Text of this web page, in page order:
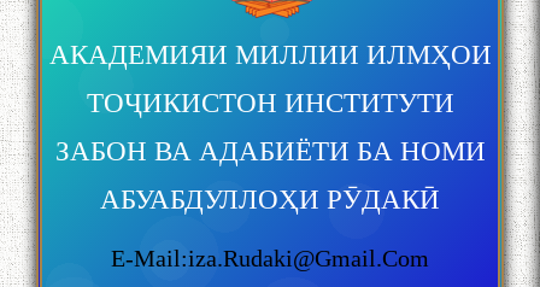
АКАДЕМИЯИ МИЛЛИИ ИЛМҲОИ
ТОҶИКИСТОН ИНСТИТУТИ
ЗАБОН ВА АДАБИЁТИ БА НОМИ
АБУАБДУЛЛОҲИ РӮДАКӢ
E-Mail:iza.rudaki@gmail.com